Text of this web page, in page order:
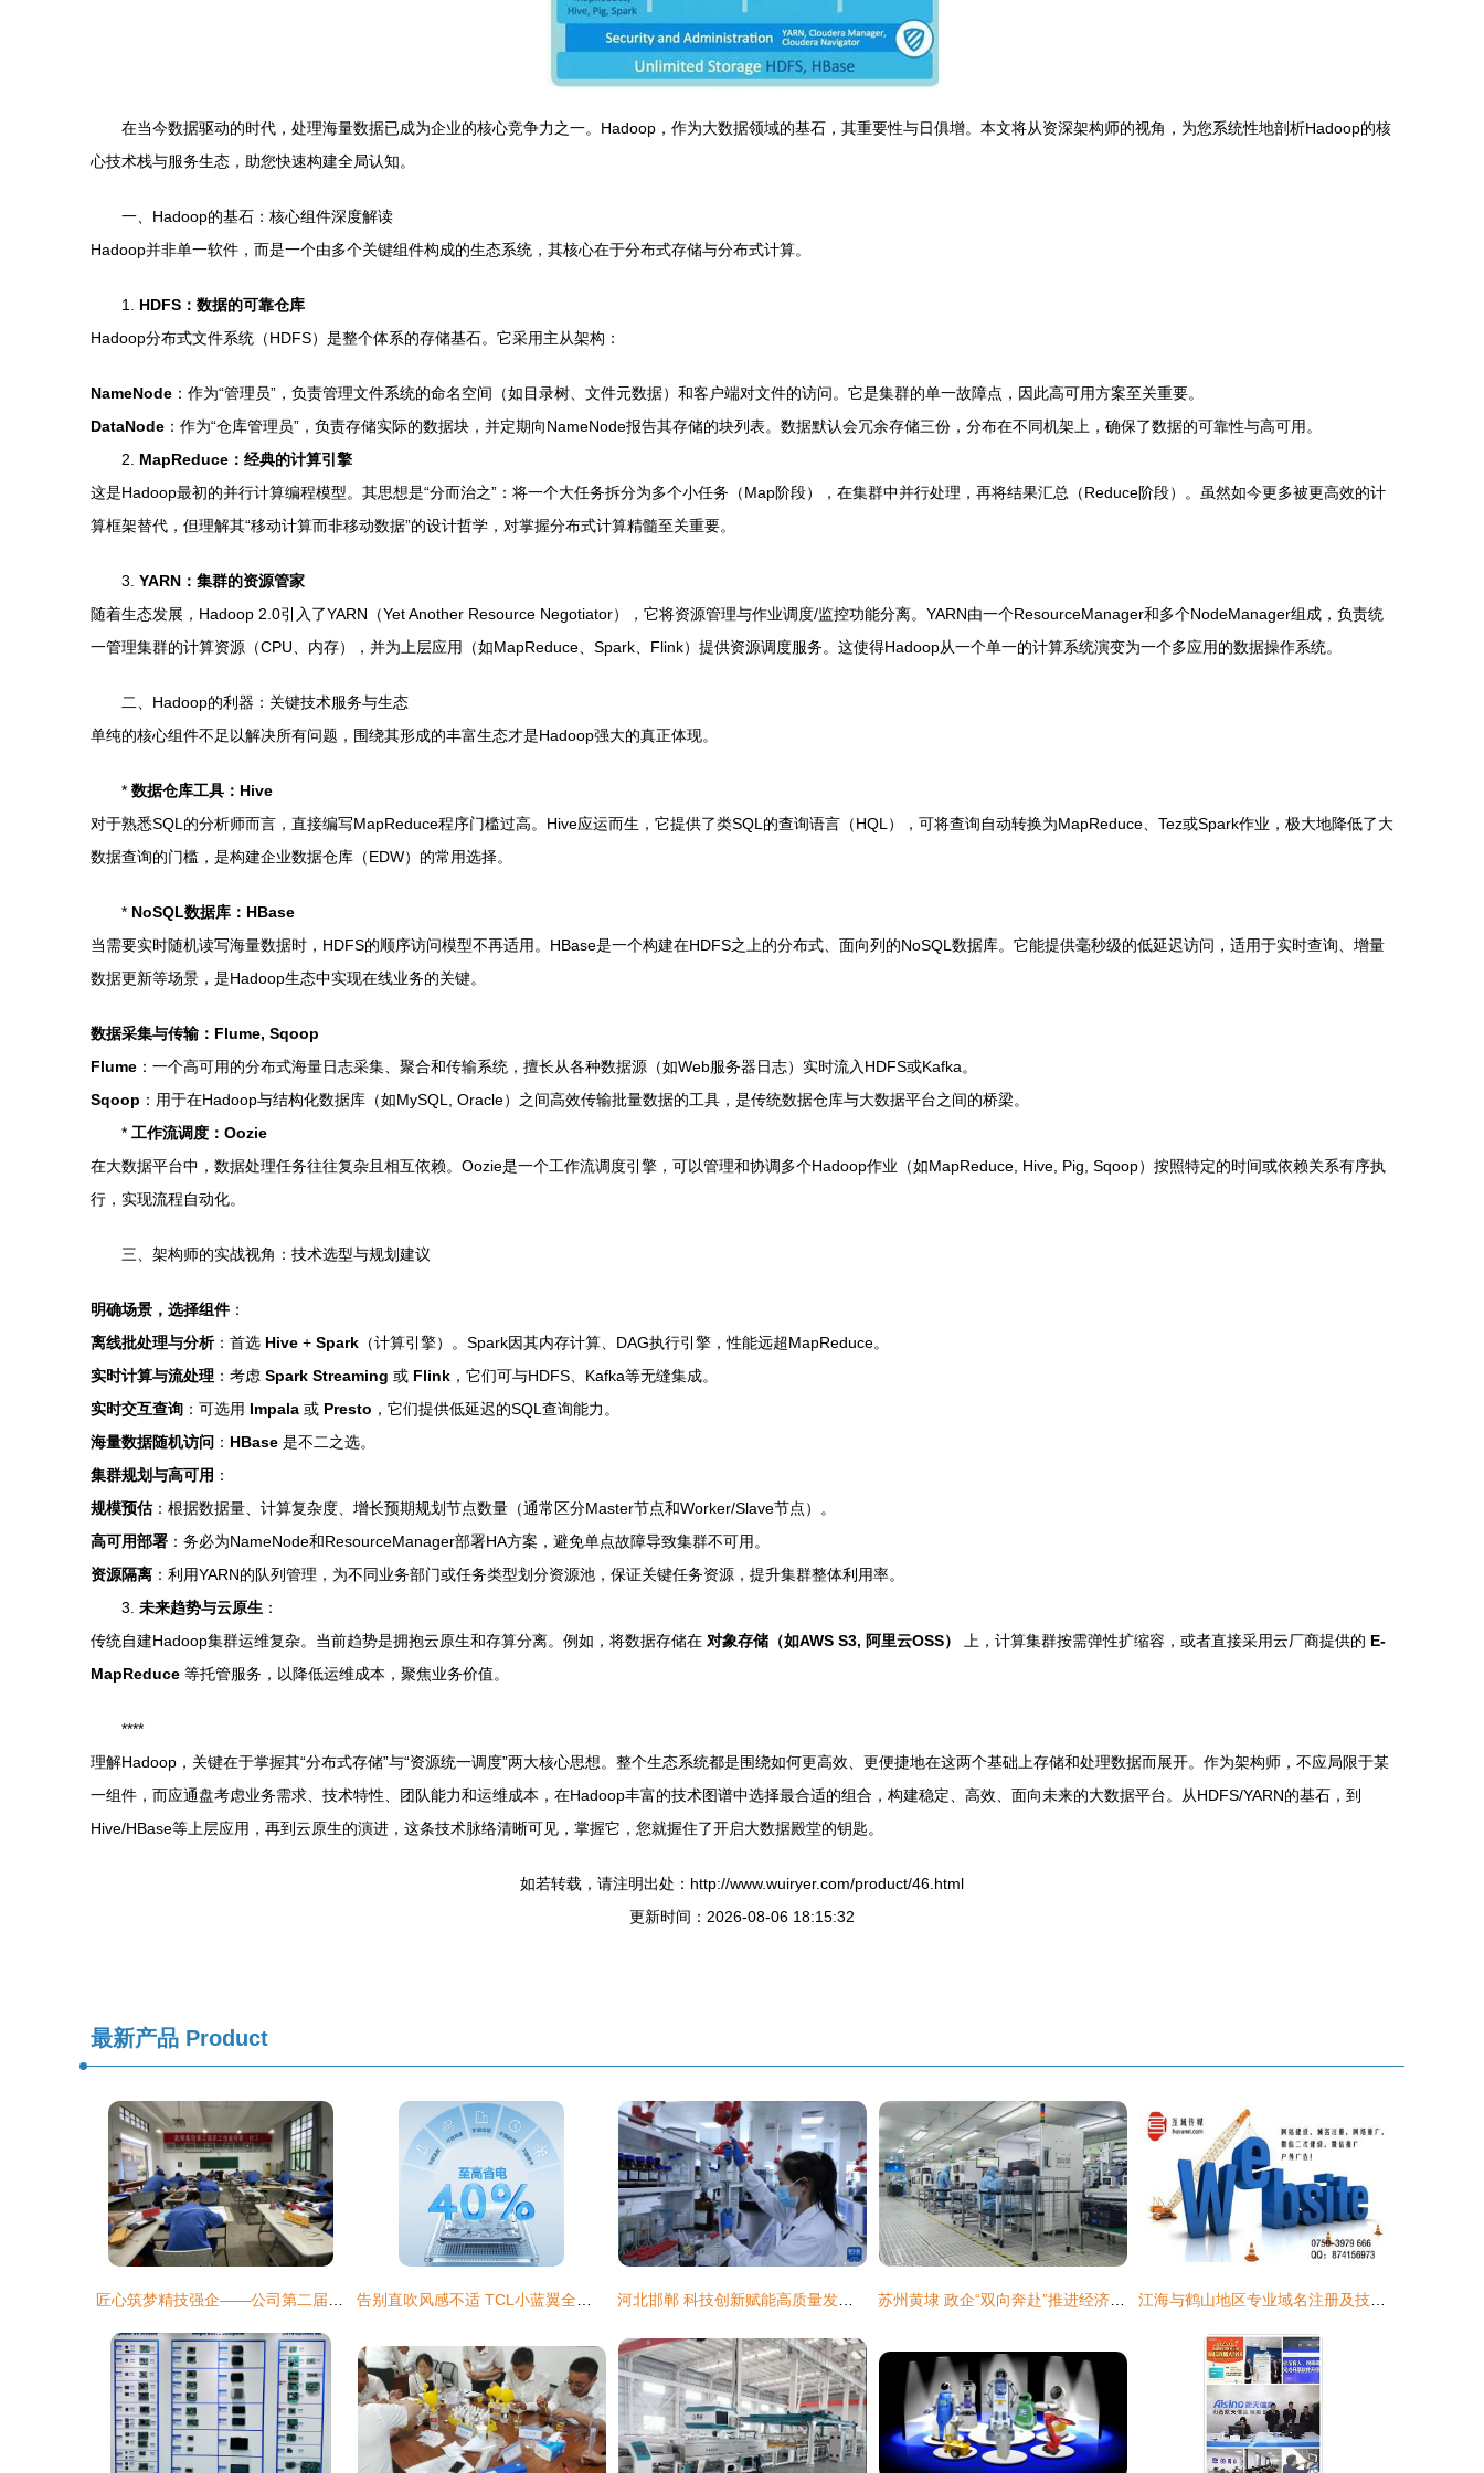
在当今数据驱动的时代，处理海量数据已成为企业的核心竞争力之一。Hadoop，作为大数据领域的基石，其重要性与日俱增。本文将从资深架构师的视角，为您系统性地剖析Hadoop的核
心技术栈与服务生态，助您快速构建全局认知。
一、Hadoop的基石：核心组件深度解读
Hadoop并非单一软件，而是一个由多个关键组件构成的生态系统，其核心在于分布式存储与分布式计算。
1. HDFS：数据的可靠仓库
Hadoop分布式文件系统（HDFS）是整个体系的存储基石。它采用主从架构：
NameNode ：作为“管理员”，负责管理文件系统的命名空间（如目录树、文件元数据）和客户端对文件的访问。它是集群的单一故障点，因此高可用方案至关重要。
DataNode ：作为“仓库管理员”，负责存储实际的数据块，并定期向NameNode报告其存储的块列表。数据默认会冗余存储三份，分布在不同机架上，确保了数据的可靠性与高可用。
2. MapReduce：经典的计算引擎
这是Hadoop最初的并行计算编程模型。其思想是“分而治之”：将一个大任务拆分为多个小任务（Map阶段），在集群中并行处理，再将结果汇总（Reduce阶段）。虽然如今更多被更高效的计
算框架替代，但理解其“移动计算而非移动数据”的设计哲学，对掌握分布式计算精髓至关重要。
3. YARN：集群的资源管家
随着生态发展，Hadoop 2.0引入了YARN（Yet Another Resource Negotiator），它将资源管理与作业调度/监控功能分离。YARN由一个ResourceManager和多个NodeManager组成，负责统
一管理集群的计算资源（CPU、内存），并为上层应用（如MapReduce、Spark、Flink）提供资源调度服务。这使得Hadoop从一个单一的计算系统演变为一个多应用的数据操作系统。
二、Hadoop的利器：关键技术服务与生态
单纯的核心组件不足以解决所有问题，围绕其形成的丰富生态才是Hadoop强大的真正体现。
* 数据仓库工具：Hive
对于熟悉SQL的分析师而言，直接编写MapReduce程序门槛过高。Hive应运而生，它提供了类SQL的查询语言（HQL），可将查询自动转换为MapReduce、Tez或Spark作业，极大地降低了大
数据查询的门槛，是构建企业数据仓库（EDW）的常用选择。
* NoSQL数据库：HBase
当需要实时随机读写海量数据时，HDFS的顺序访问模型不再适用。HBase是一个构建在HDFS之上的分布式、面向列的NoSQL数据库。它能提供毫秒级的低延迟访问，适用于实时查询、增量
数据更新等场景，是Hadoop生态中实现在线业务的关键。
数据采集与传输：Flume, Sqoop
Flume ：一个高可用的分布式海量日志采集、聚合和传输系统，擅长从各种数据源（如Web服务器日志）实时流入HDFS或Kafka。
Sqoop ：用于在Hadoop与结构化数据库（如MySQL, Oracle）之间高效传输批量数据的工具，是传统数据仓库与大数据平台之间的桥梁。
* 工作流调度：Oozie
在大数据平台中，数据处理任务往往复杂且相互依赖。Oozie是一个工作流调度引擎，可以管理和协调多个Hadoop作业（如MapReduce, Hive, Pig, Sqoop）按照特定的时间或依赖关系有序执
行，实现流程自动化。
三、架构师的实战视角：技术选型与规划建议
明确场景，选择组件：
离线批处理与分析：首选 Hive + Spark （计算引擎）。Spark因其内存计算、DAG执行引擎，性能远超MapReduce。
实时计算与流处理 ：考虑 Spark Streaming 或 Flink ，它们可与HDFS、Kafka等无缝集成。
实时交互查询 ：可选用 Impala 或 Presto ，它们提供低延迟的SQL查询能力。
海量数据随机访问 ： HBase 是不二之选。
集群规划与高可用 ：
规模预估：根据数据量、计算复杂度、增长预期规划节点数量（通常区分Master节点和Worker/Slave节点）。
高可用部署 ：务必为NameNode和ResourceManager部署HA方案，避免单点故障导致集群不可用。
资源隔离 ：利用YARN的队列管理，为不同业务部门或任务类型划分资源池，保证关键任务资源，提升集群整体利用率。
3. 未来趋势与云原生 ：
传统自建Hadoop集群运维复杂。当前趋势是拥抱云原生和存算分离。例如，将数据存储在 对象存储（如AWS S3, 阿里云OSS） 上，计算集群按需弹性扩缩容，或者直接采用云厂商提供的 E-
MapReduce 等托管服务，以降低运维成本，聚焦业务价值。
****
理解Hadoop，关键在于掌握其“分布式存储”与“资源统一调度”两大核心思想。整个生态系统都是围绕如何更高效、更便捷地在这两个基础上存储和处理数据而展开。作为架构师，不应局限于某
一组件，而应通盘考虑业务需求、技术特性、团队能力和运维成本，在Hadoop丰富的技术图谱中选择最合适的组合，构建稳定、高效、面向未来的大数据平台。从HDFS/YARN的基石，到
Hive/HBase等上层应用，再到云原生的演进，这条技术脉络清晰可见，掌握它，您就握住了开启大数据殿堂的钥匙。
如若转载，请注明出处：http://www.wuiryer.com/product/46.html
更新时间：2026-08-06 18:15:32
最新产品 Product